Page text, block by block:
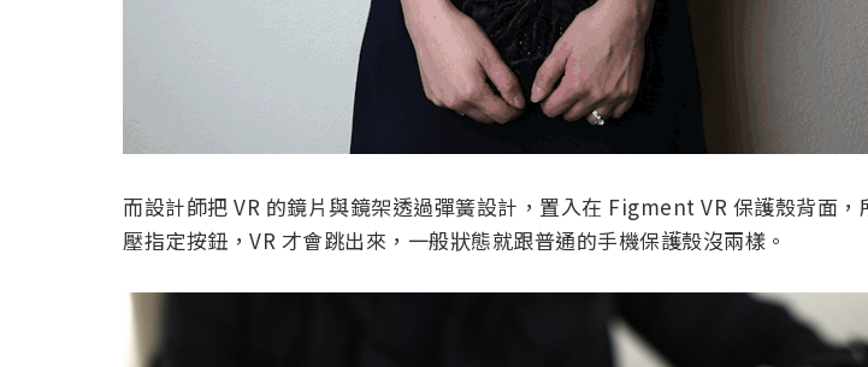
而設計師把 VR 的鏡片與鏡架透過彈簧設計，置入在 Figment VR 保護殼背面，
壓指定按鈕，VR 才會跳出來，一般狀態就跟普通的手機保護殼沒兩樣。